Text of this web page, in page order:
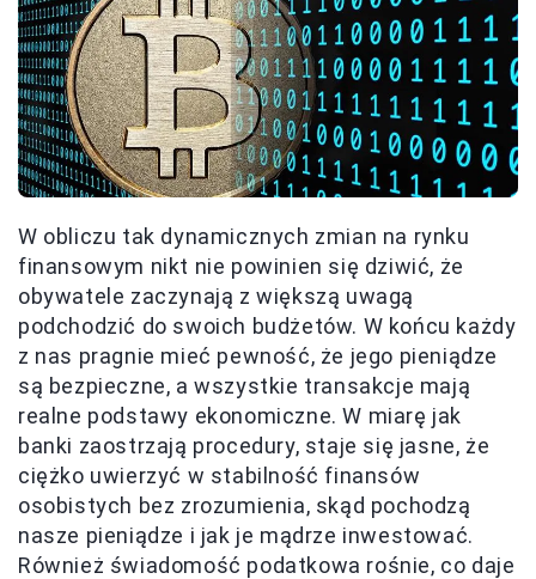
W obliczu tak dynamicznych zmian na rynku
finansowym nikt nie powinien się dziwić, że
obywatele zaczynają z większą uwagą
podchodzić do swoich budżetów. W końcu każdy
z nas pragnie mieć pewność, że jego pieniądze
są bezpieczne, a wszystkie transakcje mają
realne podstawy ekonomiczne. W miarę jak
banki zaostrzają procedury, staje się jasne, że
ciężko uwierzyć w stabilność finansów
osobistych bez zrozumienia, skąd pochodzą
nasze pieniądze i jak je mądrze inwestować.
Również świadomość podatkowa rośnie, co daje